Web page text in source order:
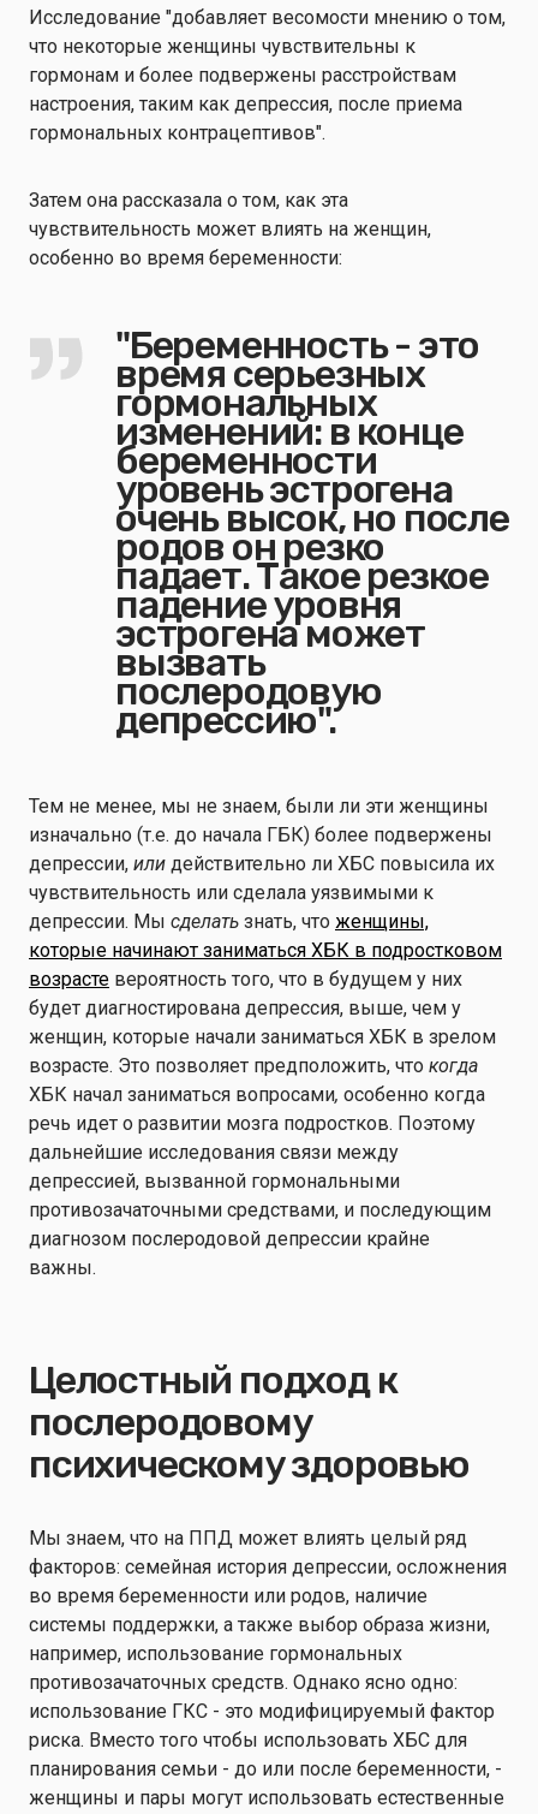
Исследование "добавляет весомости мнению о том,
что некоторые женщины чувствительны к
гормонам и более подвержены расстройствам
настроения, таким как депрессия, после приема
гормональных контрацептивов".
Затем она рассказала о том, как эта
чувствительность может влиять на женщин,
особенно во время беременности:
"Беременность - это
время серьезных
гормональных
изменений: в конце
беременности
уровень эстрогена
очень высок, но после
родов он резко
падает. Такое резкое
падение уровня
эстрогена может
вызвать
послеродовую
депрессию".
Тем не менее, мы не знаем, были ли эти женщины
изначально (т.е. до начала ГБК) более подвержены
депрессии, или действительно ли ХБС повысила их
чувствительность или сделала уязвимыми к
депрессии. Мы сделать знать, что женщины,
которые начинают заниматься ХБК в подростковом
возрасте вероятность того, что в будущем у них
будет диагностирована депрессия, выше, чем у
женщин, которые начали заниматься ХБК в зрелом
возрасте. Это позволяет предположить, что когда
ХБК начал заниматься вопросами, особенно когда
речь идет о развитии мозга подростков. Поэтому
дальнейшие исследования связи между
депрессией, вызванной гормональными
противозачаточными средствами, и последующим
диагнозом послеродовой депрессии крайне
важны.
Целостный подход к
послеродовому
психическому здоровью
Мы знаем, что на ППД может влиять целый ряд
факторов: семейная история депрессии, осложнения
во время беременности или родов, наличие
системы поддержки, а также выбор образа жизни,
например, использование гормональных
противозачаточных средств. Однако ясно одно:
использование ГКС - это модифицируемый фактор
риска. Вместо того чтобы использовать ХБС для
планирования семьи - до или после беременности, -
женщины и пары могут использовать естественные